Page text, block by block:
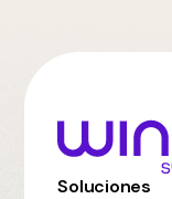
Soluciones